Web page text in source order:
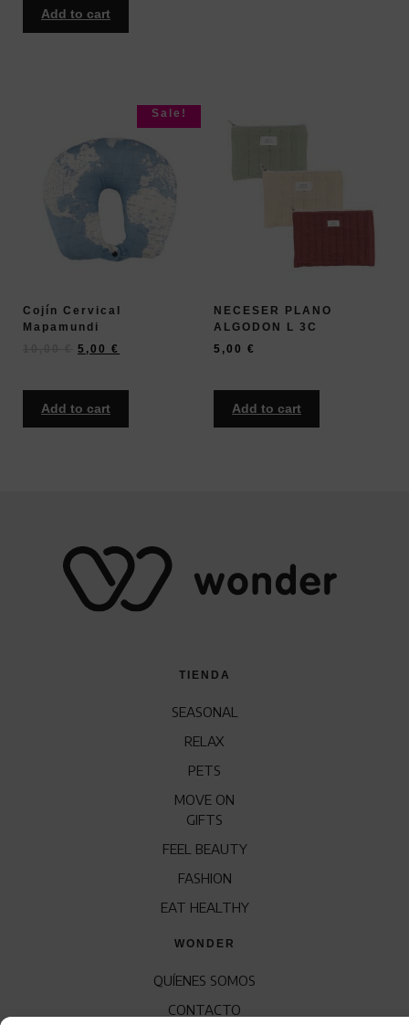
Add to cart
Sale!
Cojín Cervical
Mapamundi
5,00 €
Add to cart
NECESER PLANO
ALGODON L 3C
5,00 €
Add to cart
TIENDA
SEASONAL
RELAX
PETS
MOVE ON
GIFTS
FEEL BEAUTY
FASHION
EAT HEALTHY
WONDER
QUÍENES SOMOS
CONTACTO